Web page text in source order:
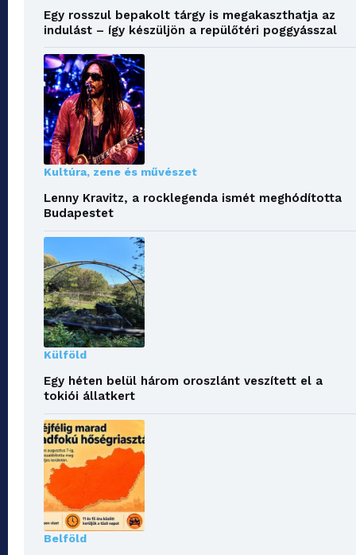
Egy rosszul bepakolt tárgy is megakaszthatja az
indulást – így készüljön a repülőtéri poggyásszal
Kultúra, zene és művészet
Lenny Kravitz, a rocklegenda ismét meghódította
Budapestet
Külföld
Egy héten belül három oroszlánt veszített el a
tokiói állatkert
Belföld